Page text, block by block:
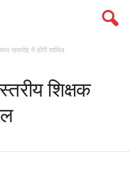
समारोह में होंगी शामिल
शिक्षक